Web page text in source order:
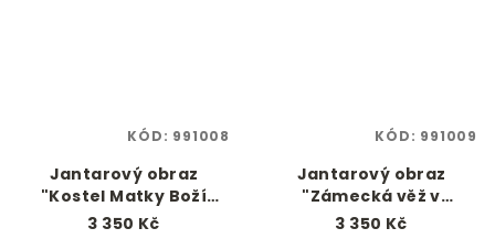
Jantarový obraz
"Kostel Matky Boží
před Týnem"
3 350 Kč
KÓD: 991008
Jantarový obraz
"Zámecká věž v
Českém Krumlově"
3 350 Kč
KÓD: 991009